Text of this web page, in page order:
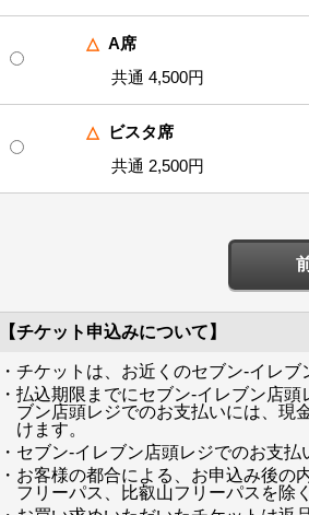
△ A席
共通 4,500円
△
ビスタ席
共通 2,500円
【チケット申込みについて】
・チケットは、お近くのセブン-イレブ
・払込期限までにセブン-イレブン店
ブン店頭レジでのお支払いには、現
けます。
・セブン-イレブン店頭レジでのお支
・お客様の都合による、お申込み後
フリーパス、比叡山フリーパスを除く